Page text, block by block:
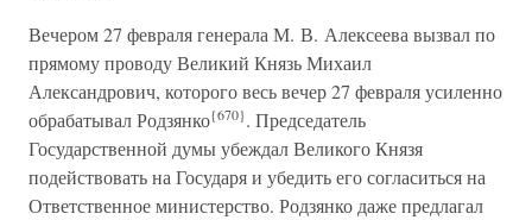
Вечером 27 февраля генерала М. В. Алексеева вызвал по
прямому проводу Великий Князь Михаил
Александрович, которого весь вечер 27 февраля усиленно
обрабатывал Родзянко{670}. Председатель
Государственной думы убеждал Великого Князя
подействовать на Государя и убедить его согласиться на
Ответственное министерство. Родзянко даже предлагал